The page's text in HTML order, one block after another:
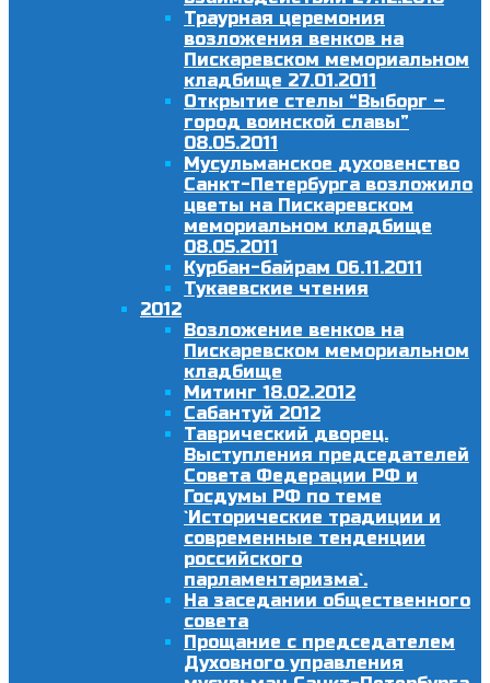
Траурная церемония
возложения венков на
Пискаревском мемориальном
кладбище 27.01.2011
Открытие стелы “Выборг –
город воинской славы”
08.05.2011
Мусульманское духовенство
Санкт-Петербурга возложило
цветы на Пискаревском
мемориальном кладбище
08.05.2011
Курбан-байрам 06.11.2011
Тукаевские чтения
2012
Возложение венков на
Пискаревском мемориальном
кладбище
Митинг 18.02.2012
Сабантуй 2012
Таврический дворец.
Выступления председателей
Совета Федерации РФ и
Госдумы РФ по теме
`Исторические традиции и
современные тенденции
российского
парламентаризма`.
На заседании общественного
совета
Прощание с председателем
Духовного управления